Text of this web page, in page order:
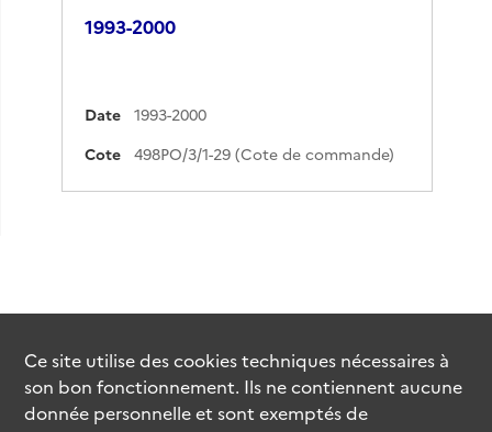
1993-2000
Date
1993-2000
Cote
498PO/3/1-29 (Cote de commande)
Ce site utilise descookiestechniques nécessaires à
son bon fonctionnement. Ils ne contiennent aucune
donnée personnelle et sont exemptés de